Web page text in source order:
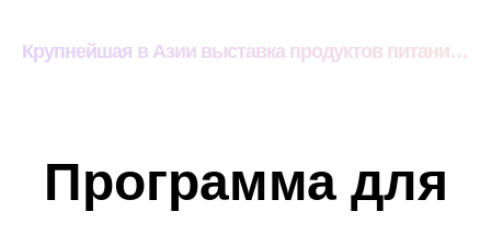
Крупнейшая в Азии выставка продуктов питания и напитков
Программа для